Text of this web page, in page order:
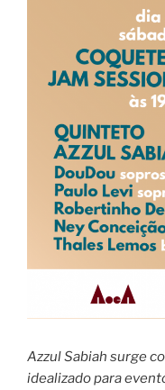
Azzul Sabiah surge
idealizado para